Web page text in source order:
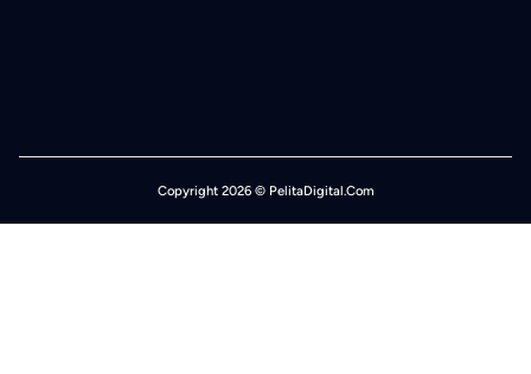
Copyright 2026 © PelitaDigital.Com